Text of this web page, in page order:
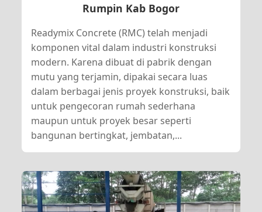
Rumpin Kab Bogor
Readymix Concrete (RMC) telah menjadi
komponen vital dalam industri konstruksi
modern. Karena dibuat di pabrik dengan
mutu yang terjamin, dipakai secara luas
dalam berbagai jenis proyek konstruksi, baik
untuk pengecoran rumah sederhana
maupun untuk proyek besar seperti
bangunan bertingkat, jembatan,...